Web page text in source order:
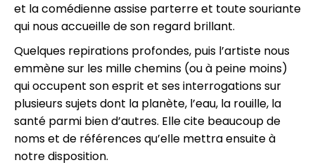
et la comédienne assise parterre et toute souriante
qui nous accueille de son regard brillant.
Quelques repirations profondes, puis l’artiste nous
emmène sur les mille chemins (ou à peine moins)
qui occupent son esprit et ses interrogations sur
plusieurs sujets dont la planète, l’eau, la rouille, la
santé parmi bien d’autres. Elle cite beaucoup de
noms et de références qu’elle mettra ensuite à
notre disposition.